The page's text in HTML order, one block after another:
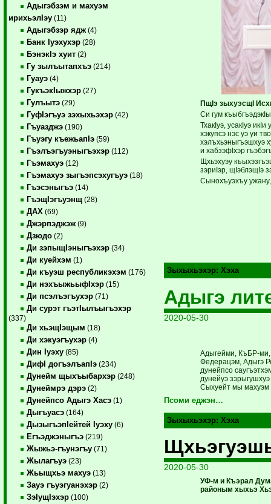
Адыгэбзэм и махуэм
ирихьэлIэу (11)
Адыгэбзэр ядж (4)
Банк Iуэхухэр (28)
БэнэкIэ хуит (2)
Гу зылъытапхъэ (214)
Гуауэ (4)
ГукъэкIыжхэр (27)
Гулъытэ (29)
ГуфIэгъуэ зэхыхьэхэр (42)
Гъуазджэ (190)
Гъуэгу къежьапIэ (59)
Гъэлъэгъуэныгъэхэр (112)
Гъэмахуэ (12)
Гъэмахуэ зыгъэпсэхугъуэ (18)
Гъэсэныгъэ (14)
ГъэщIэгъуэнщ (28)
ДАХ (69)
Джэрпэджэж (9)
Дзюдо (2)
Ди зэпыщIэныгъэхэр (34)
Ди куейхэм (1)
Ди къуэш республикэхэм (176)
Ди нэхъыжьыфIхэр (15)
Ди псэлъэгъухэр (71)
Ди сурэт гъэтIылъыгъэхэр
(337)
Ди хьэщIэщым (18)
Ди хэкуэгъухэр (4)
Дин Iуэху (85)
ДифI догъэлъапIэ (234)
Дунейм щыхъыбархэр (248)
Дунеймрэ дэрэ (2)
Дунейпсо Адыгэ Хасэ (1)
Дыгъуасэ (164)
ДызыгъэпIейтей Iуэху (6)
Егъэджэныгъэ (219)
Жыжьэ-гъунэгъу (71)
Жылагъуэ (23)
Жьыщхьэ махуэ (13)
Зауэ гъуэгуанэхэр (2)
ЗэIущIэхэр (100)
ПщIэ зыхуэсщI
Си гум
ТхакIуэ, усакIуэ
хэкупсэ нэс уэ уи
хэлъхьэныгъэшхуэ
и хабзэфIхэр
Щхьэхуэу
зэриIэр, щIэблэщIэ
Сынохъуэхъу
Зыхыхьэхэр:Хэха
Адыгэ
2020-05-30
Адыгейми, КъБР-ми,
Федерацэм, Адыгэ
дунейпсо
дунейуэ
Сыхуейт мы махуэм и
Псоми еджэн…
Зыхыхьэхэр:Хэха
2020-05-30
УФ-м и Къэрал
районым хыхьэ